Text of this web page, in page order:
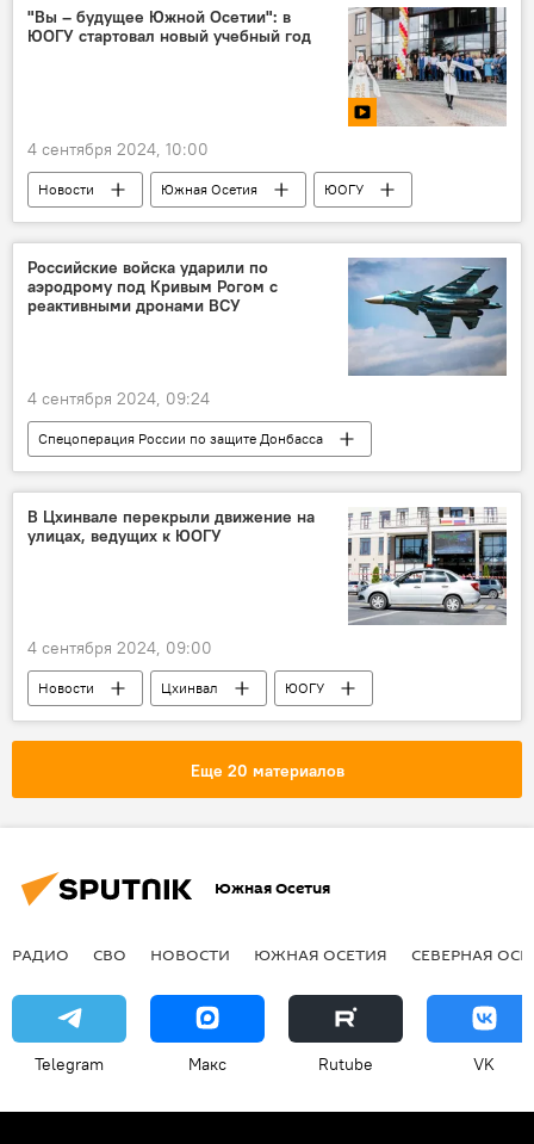
Новости
"Вы – будущее Южной Осетии": в
ЮОГУ стартовал новый учебный год
4 сентября 2024, 10:00
Новости Южная Осетия
ЮОГУ
Президент Южной Осетии
Алан Гаглоев
Ректор ЮОГУ Вадим Тедеев
Образование
Общество
Российские войска ударили по
аэродрому под Кривым Рогом с
реактивными дронами ВСУ
4 сентября 2024, 09:24
Спецоперация России по защите Донбасса
Новости
Россия СВО
В Цхинвале перекрыли движение на
улицах, ведущих к ЮОГУ
4 сентября 2024, 09:00
Новости Цхинвал
ЮОГУ
Южная Осетия
МВД Южной Осетии
Еще 20 материалов
Южная Осетия
РАДИО СВО НОВОСТИ ЮЖНАЯ ОСЕТИЯ СЕВЕРНАЯ
Telegram Макс Rutube VK